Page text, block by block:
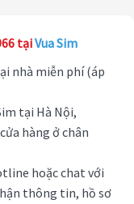
tạiVua Sim
nhà miễn phí (áp
tại Hà Nội,
hàng ở chân
hoặc chat với
thông tin, hồ sơ